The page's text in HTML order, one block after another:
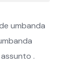
umbanda
.